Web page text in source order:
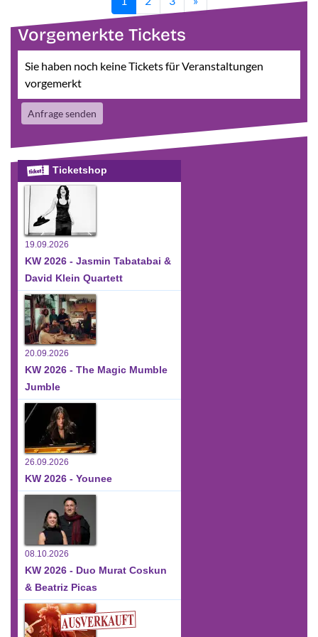
Vorgemerkte Tickets
Sie haben noch keine Tickets für Veranstaltungen
vorgemerkt
Anfrage senden
Ticketshop
19.09.2026
KW 2026 - Jasmin Tabatabai &
David Klein Quartett
20.09.2026
KW 2026 - The Magic Mumble
Jumble
26.09.2026
KW 2026 - Younee
08.10.2026
KW 2026 - Duo Murat Coskun
& Beatriz Picas